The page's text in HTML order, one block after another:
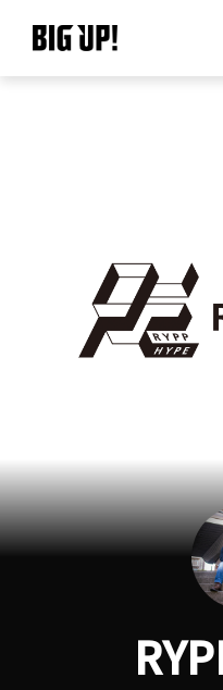
サ
ご利